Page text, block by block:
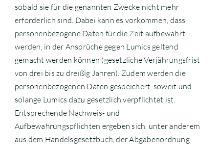
sobald sie für die genannten Zwecke nicht mehr
erforderlich sind. Dabei kann es vorkommen, dass
personenbezogene Daten für die Zeit aufbewahrt
werden, in der Ansprüche gegen Lumics geltend
gemacht werden können (gesetzliche Verjährungsfrist
von drei bis zu dreißig Jahren). Zudem werden die
personenbezogenen Daten gespeichert, soweit und
solange Lumics dazu gesetzlich verpflichtet ist.
Entsprechende Nachweis- und
Aufbewahrungspflichten ergeben sich, unter anderem
aus dem Handelsgesetzbuch, der Abgabenordnung